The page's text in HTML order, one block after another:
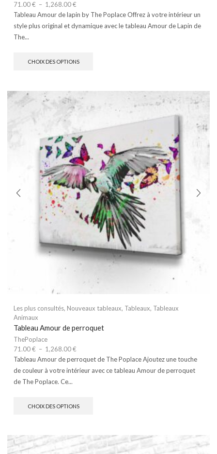
71.00€ – 1,268.00€
Tableau Amour de lapin by The Poplace Offrez à votre intérieur un
style plus original et dynamique avec le tableau Amour de Lapin de
The...
CHOIX DES OPTIONS
Les plus consultés, Nouveaux tableaux, Tableaux, Tableaux
Animaux
Tableau Amour de perroquet
ThePoplace
71.00€ – 1,268.00€
Tableau Amour de perroquet de The Poplace Ajoutez une touche
de couleur à votre intérieur avec ce tableau Amour de perroquet
de The Poplace. Ce...
CHOIX DES OPTIONS